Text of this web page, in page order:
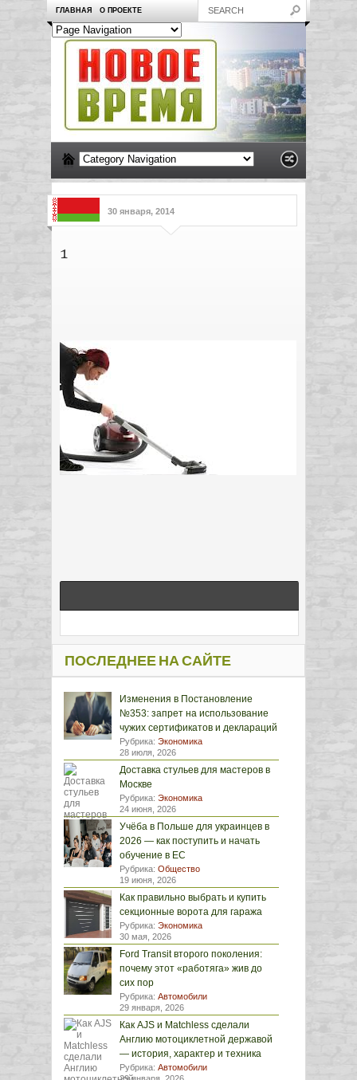
ГЛАВНАЯ О ПРОЕКТЕ
30 января, 2014
1
ПОСЛЕДНЕЕ НА САЙТЕ
Изменения в Постановление
№353: запрет на использование
чужих сертификатов и деклараций
Рубрика: Экономика
28 июля, 2026
Доставка стульев для мастеров в
Москве
Рубрика: Экономика
24 июня, 2026
Учёба в Польше для украинцев в
2026 — как поступить и начать
обучение в ЕС
Рубрика: Общество
19 июня, 2026
Как правильно выбрать и купить
секционные ворота для гаража
Рубрика: Экономика
30 мая, 2026
Ford Transit второго поколения:
почему этот «работяга» жив до
сих пор
Рубрика: Автомобили
29 января, 2026
Как AJS и Matchless сделали
Англию мотоциклетной державой
— история, характер и техника
Рубрика: Автомобили